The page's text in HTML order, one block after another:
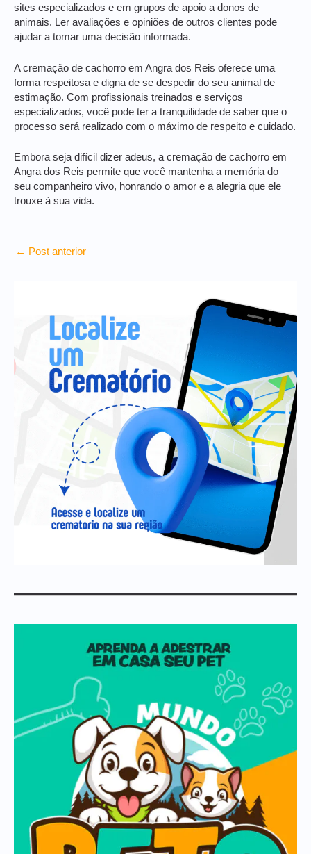
sites especializados e em grupos de apoio a donos de
animais. Ler avaliações e opiniões de outros clientes pode
ajudar a tomar uma decisão informada.
A cremação de cachorro em Angra dos Reis oferece uma
forma respeitosa e digna de se despedir do seu animal de
estimação. Com profissionais treinados e serviços
especializados, você pode ter a tranquilidade de saber que o
processo será realizado com o máximo de respeito e cuidado.
Embora seja difícil dizer adeus, a cremação de cachorro em
Angra dos Reis permite que você mantenha a memória do
seu companheiro vivo, honrando o amor e a alegria que ele
trouxe à sua vida.
← Post anterior